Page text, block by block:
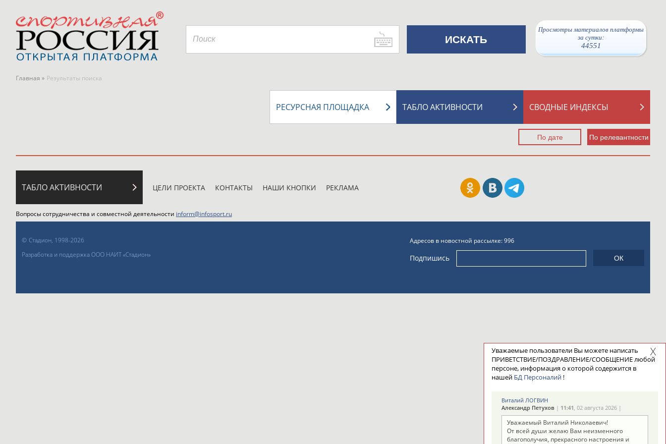
Просмотры материалов платформы
за сутки:
44551
Главная » Результаты поиска
СВОДНЫЕ ИНДЕКСЫ
ТАБЛО АКТИВНОСТИ
РЕСУРСНАЯ ПЛОЩАДКА
ТАБЛО АКТИВНОСТИ ЦЕЛИ ПРОЕКТА КОНТАКТЫ НАШИ КНОПКИ РЕКЛАМА
Вопросы сотрудничества и совместной деятельности inform@infosport.ru
© Стадион, 1998-2026
Разработка и поддержка ООО НАИТ «Стадион»
Адресов в новостной рассылке: 996
Подпишись
Уважаемые пользователи Вы можете написать
ПРИВЕТСТВИЕ/ПОЗДРАВЛЕНИЕ/СООБЩЕНИЕ любой
персоне, информация о которой содержится в
нашей БД Персоналий !
Виталий ЛОГВИН
Александр Петухов | 11:41, 02 августа 2026 |
Уважаемый Виталий Николаевич!
От всей души желаю Вам неизменного
благополучия, прекрасного настроения и